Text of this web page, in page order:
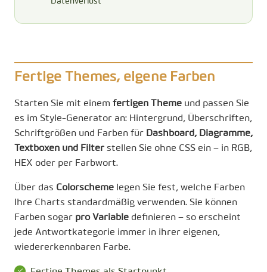
Fertige Themes, eigene Farben
Starten Sie mit einem fertigen Theme und passen Sie
es im Style-Generator an: Hintergrund, Überschriften,
Schriftgrößen und Farben für Dashboard, Diagramme,
Textboxen und Filter stellen Sie ohne CSS ein – in RGB,
HEX oder per Farbwort.
Über das Colorscheme legen Sie fest, welche Farben
Ihre Charts standardmäßig verwenden. Sie können
Farben sogar pro Variable definieren – so erscheint
jede Antwortkategorie immer in ihrer eigenen,
wiedererkennbaren Farbe.